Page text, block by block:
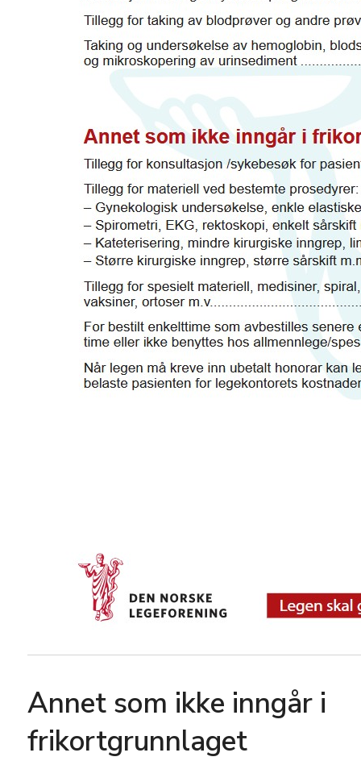
Annet som ikke inngår i
frikortgrunnlaget